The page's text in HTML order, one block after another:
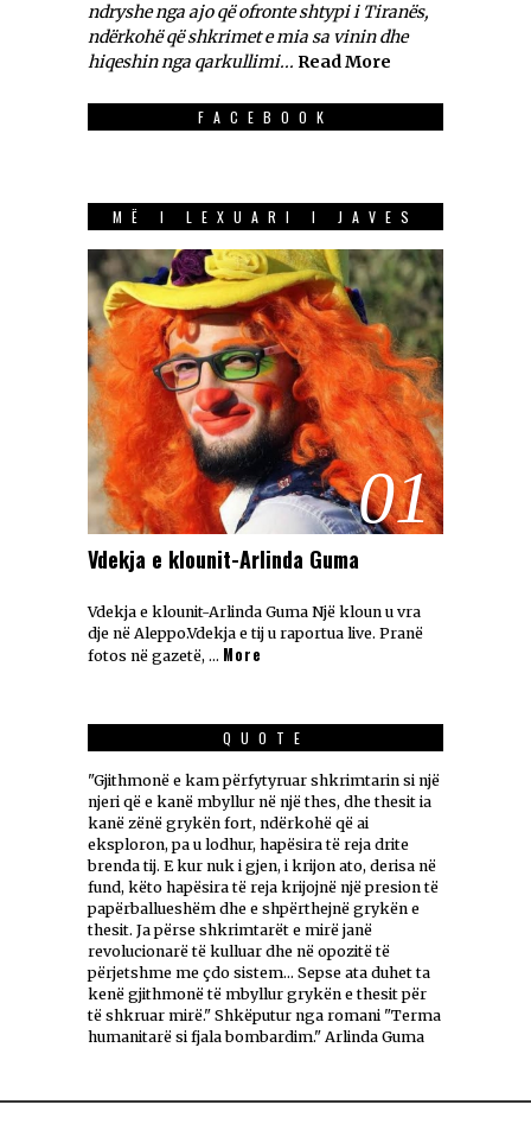
ndryshe nga ajo që ofronte shtypi i Tiranës,
ndërkohë që shkrimet e mia sa vinin dhe
hiqeshin nga qarkullimi... Read More
FACEBOOK
MË I LEXUARI I JAVES
01
Vdekja e klounit-Arlinda Guma
Vdekja e klounit-Arlinda Guma Një kloun u vra
dje në Aleppo.Vdekja e tij u raportua live. Pranë
fotos në gazetë, … More
QUOTE
"Gjithmonë e kam përfytyruar shkrimtarin si një
njeri që e kanë mbyllur në një thes, dhe thesit ia
kanë zënë grykën fort, ndërkohë që ai
eksploron, pa u lodhur, hapësira të reja drite
brenda tij. E kur nuk i gjen, i krijon ato, derisa në
fund, këto hapësira të reja krijojnë një presion të
papërballueshëm dhe e shpërthejnë grykën e
thesit. Ja përse shkrimtarët e mirë janë
revolucionarë të kulluar dhe në opozitë të
përjetshme me çdo sistem... Sepse ata duhet ta
kenë gjithmonë të mbyllur grykën e thesit për
të shkruar mirë." Shkëputur nga romani "Terma
humanitarë si fjala bombardim." Arlinda Guma